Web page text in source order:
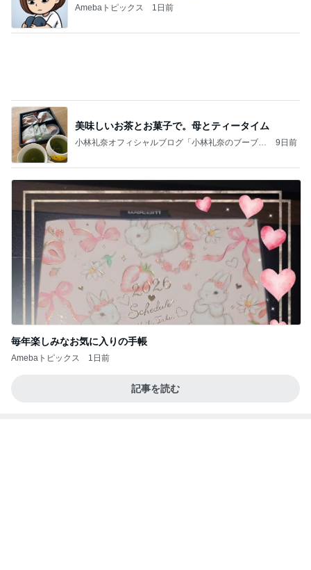
Amebaトピックス 1日前
美味しいお茶とお菓子で。母とティータイム
小林礼奈オフィシャルブログ「小林礼奈のブーブー
9日前
毎年楽しみなお気に入りの手帳
Amebaトピックス 1日前
記事を読む